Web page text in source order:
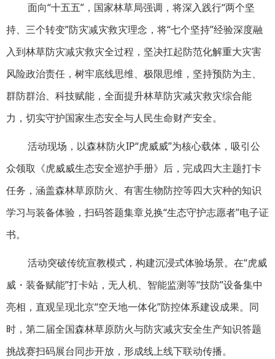
面向“十五五”，国家林草局强调，将深入践行“两个坚
持、三个转变”防灾减灾救灾理念，将“七个坚持”经验深度融
入到林草防灾减灾救灾全过程，坚决扛起防范化解重大灾害
风险政治责任，树牢底线思维、极限思维，坚持预防为主、
群防群治、科技赋能，全面提升林草防灾减灾救灾综合能
力，切实守护国家生态安全与人民生命财产安全。
活动现场，以森林防火IP“虎威威”为核心载体，吸引公
众领取《虎威威生态安全巡护手册》后，完成四大主题打卡
任务，涵盖森林草原防火、有害生物防控等四大灾种的知识
学习与装备体验，扫码答题集章兑换“生态守护志愿者”电子证
书。
活动突破传统宣教模式，构建沉浸式体验场景。在“虎威
威・装备赋能”打卡站，无人机、智能监测等“技防”设备集中
亮相，直观呈现北京“空天地一体化”防控体系建设成果。同
时，第二届全国森林草原防火与防灾减灾安全生产知识答题
挑战赛扫码展台同步开放，形成线上线下联动传播。